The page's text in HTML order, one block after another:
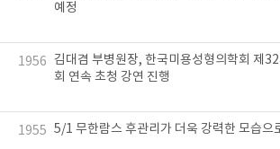
예정
1956 김대겸 부병원장, 한국미용성형의학회 제
회 연속 초청 강연 진행
1955 5/1 무한람스 후관리가 더욱 강력한 모습으